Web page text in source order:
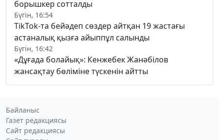
борышкер сотталды
Бүгін, 16:54
TikTok-та бейәдеп сөздер айтқан 19 жастағы
астаналық қызға айыппұл салынды
Бүгін, 16:42
«Дұғада болайық»: Кенжебек Жанәбілов
жансақтау бөліміне түскенін айтты
Байланыс
Газет редакциясы
Сайт редакциясы